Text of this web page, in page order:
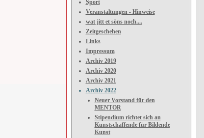
Sport
Veranstaltungen - Hinweise
wat jitt et söns noch....
Zeitgeschehen
Links
Impressum
Archiv 2019
Archiv 2020
Archiv 2021
Archiv 2022
Neuer Vorstand für den
MENTOR
Stipendium richtet sich an
Kunstschaffende für Bildende
Kunst